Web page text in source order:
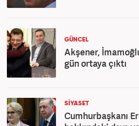
GÜNCEL
Akşener,
gün ortaya çıktı
SİYASET
Cumhurbaşkanı